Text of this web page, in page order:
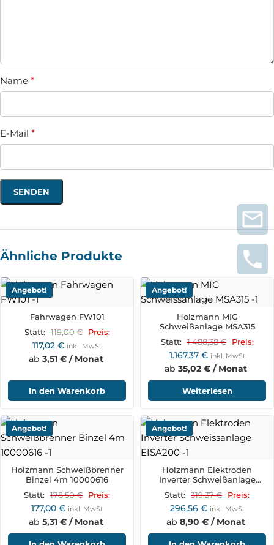
Name *
E-Mail *
Ähnliche Produkte
Angebot!
Fahrwagen FW101
Statt: 119,00€ Preis:
117,02 € inkl. MwSt
ab 3,51 € / Monat
In den Warenkorb
Angebot!
Holzmann MIG
Schweißanlage MSA315
Statt: 1.488,38€ Preis:
1.167,37 € inkl. MwSt
ab 35,02 € / Monat
Weiterlesen
Angebot!
Holzmann Schweißbrenner
Binzel 4m 10000616
Statt: 178,50€ Preis:
177,00 € inkl. MwSt
ab 5,31 € / Monat
Angebot!
Holzmann Elektroden
Inverter Schweißanlage
Statt: 319,37€ Preis:
296,56 € inkl. MwSt
ab 8,90 € / Monat